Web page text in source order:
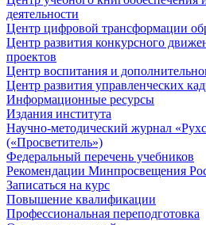
деятельности
Центр цифровой трансформации
Центр развития конкурсного
проектов
Центр воспитания и
Центр развития управленческих
Информационные ресурсы
Издания института
Научно-методический журнал
(«Просветитель»)
Федеральный перечень учебников
Рекомендации Минпросвещения
Записаться на курс
Повышение квалификации
Профессиональная переподготовка